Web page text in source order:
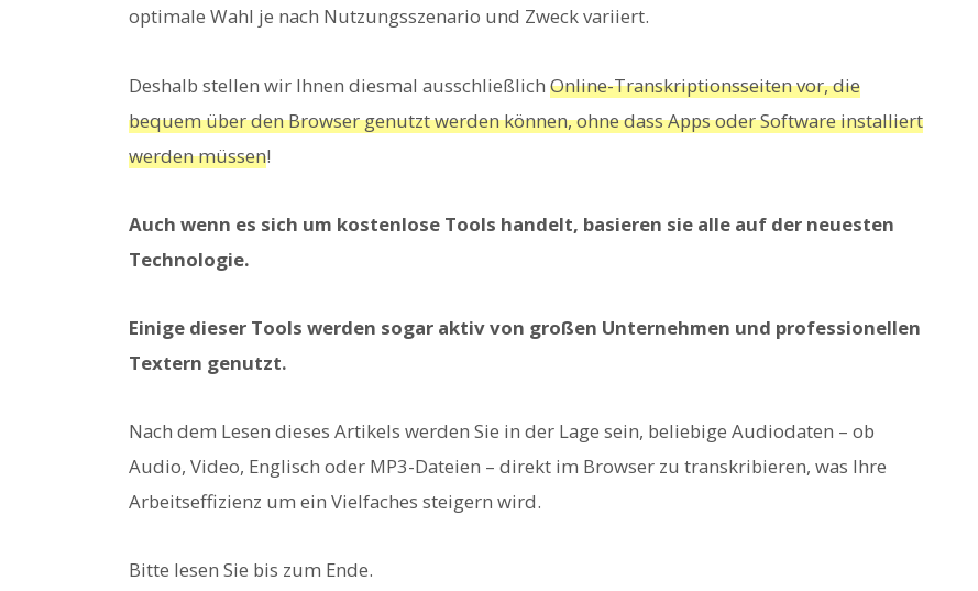
optimale Wahl je nach Nutzungsszenario und Zweck variiert.
Deshalb stellen wir Ihnen diesmal ausschließlich Online-Transkriptionsseiten vor, die
bequem über den Browser genutzt werden können, ohne dass Apps oder Software installiert
werden müssen!
Auch wenn es sich um kostenlose Tools handelt, basieren sie alle auf der neuesten
Technologie.
Einige dieser Tools werden sogar aktiv von großen Unternehmen und professionellen
Textern genutzt.
Nach dem Lesen dieses Artikels werden Sie in der Lage sein, beliebige Audiodaten – ob
Audio, Video, Englisch oder MP3-Dateien – direkt im Browser zu transkribieren, was Ihre
Arbeitseffizienz um ein Vielfaches steigern wird.
Bitte lesen Sie bis zum Ende.